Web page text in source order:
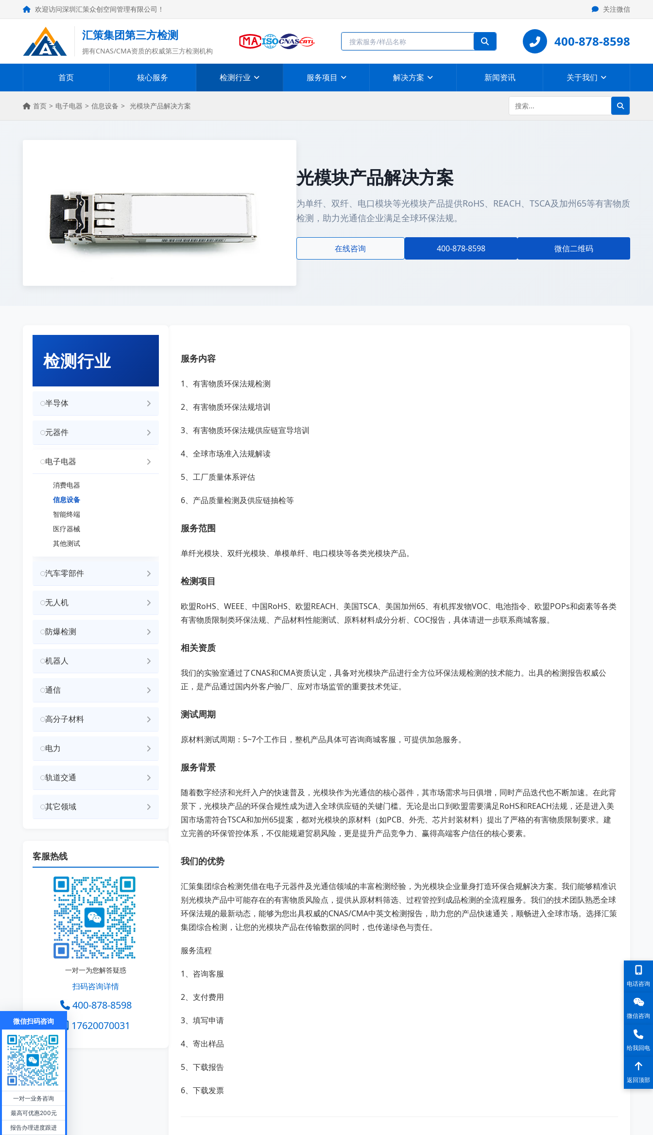
欢迎访问深圳汇策众创空间管理有限公司！ 关注微信
汇策集团第三方检测
拥有CNAS/CMA资质的权威第三方检测机构
400-878-8598
首页 核心服务 检测行业 服务项目 解决方案 新闻资讯 关于我们
首页 > 电子电器 > 信息设备 > 光模块产品解决方案
光模块产品解决方案
为单纤、双纤、电口模块等光模块产品提供RoHS、REACH、TSCA及加州65等有害物质
检测，助力光通信企业满足全球环保法规。
在线咨询 400-878-8598 微信二维码
服务内容
1、有害物质环保法规检测
2、有害物质环保法规培训
3、有害物质环保法规供应链宣导培训
4、全球市场准入法规解读
5、工厂质量体系评估
6、产品质量检测及供应链抽检等
服务范围
单纤光模块、双纤光模块、单模单纤、电口模块等各类光模块产品。
检测项目
欧盟RoHS、WEEE、中国RoHS、欧盟REACH、美国TSCA、美国加州65、有机挥发物VOC、电池指令、欧盟POPs和卤素等各类
有害物质限制类环保法规、产品材料性能测试、原料材料成分分析、COC报告，具体请进一步联系商城客服。
相关资质
我们的实验室通过了CNAS和CMA资质认定，具备对光模块产品进行全方位环保法规检测的技术能力。出具的检测报告权威公
正，是产品通过国内外客户验厂、应对市场监管的重要技术凭证。
测试周期
原材料测试周期：5~7个工作日，整机产品具体可咨询商城客服，可提供加急服务。
服务背景
随着数字经济和光纤入户的快速普及，光模块作为光通信的核心器件，其市场需求与日俱增，同时产品迭代也不断加速。在此背
景下，光模块产品的环保合规性成为进入全球供应链的关键门槛。无论是出口到欧盟需要满足RoHS和REACH法规，还是进入美
国市场需符合TSCA和加州65提案，都对光模块的原材料（如PCB、外壳、芯片封装材料）提出了严格的有害物质限制要求。建
立完善的环保管控体系，不仅能规避贸易风险，更是提升产品竞争力、赢得高端客户信任的核心要素。
我们的优势
汇策集团综合检测凭借在电子元器件及光通信领域的丰富检测经验，为光模块企业量身打造环保合规解决方案。我们能够精准识
别光模块产品中可能存在的有害物质风险点，提供从原材料筛选、过程管控到成品检测的全流程服务。我们的技术团队熟悉全球
环保法规的最新动态，能够为您出具权威的CNAS/CMA中英文检测报告，助力您的产品快速通关，顺畅进入全球市场。选择汇策
集团综合检测，让您的光模块产品在传输数据的同时，也传递绿色与责任。
服务流程
1、咨询客服
2、支付费用
3、填写申请
4、寄出样品
5、下载报告
6、下载发票
检测行业
半导体
元器件
电子电器
消费电器
信息设备
智能终端
医疗器械
其他测试
汽车零部件
无人机
防爆检测
机器人
通信
高分子材料
电力
轨道交通
其它领域
客服热线
一对一为您解答疑惑
扫码咨询详情
400-878-8598
17620070031
电话咨询
微信咨询
给我回电
返回顶部
微信扫码咨询
一对一业务咨询
最高可优惠200元
报告办理进度跟进